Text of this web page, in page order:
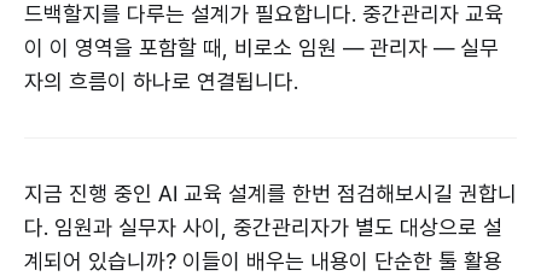
드백할지를 다루는 설계가 필요합니다. 중간관리자 교육
이 이 영역을 포함할 때, 비로소 임원 — 관리자 — 실무
자의 흐름이 하나로 연결됩니다.
지금 진행 중인 AI 교육 설계를 한번 점검해보시길 권합니
다. 임원과 실무자 사이, 중간관리자가 별도 대상으로 설
계되어 있습니까? 이들이 배우는 내용이 단순한 툴 활용